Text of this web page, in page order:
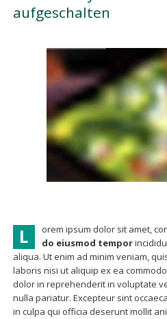
aufgeschalten
L orem ipsum dolor sit amet,
do eiusmod tempor
aliqua. Ut enim ad minim veniam,
laboris nisi ut aliquip ex ea
dolor in reprehenderit in voluptate
nulla pariatur. Excepteur sint
in culpa qui officia deserunt mollit